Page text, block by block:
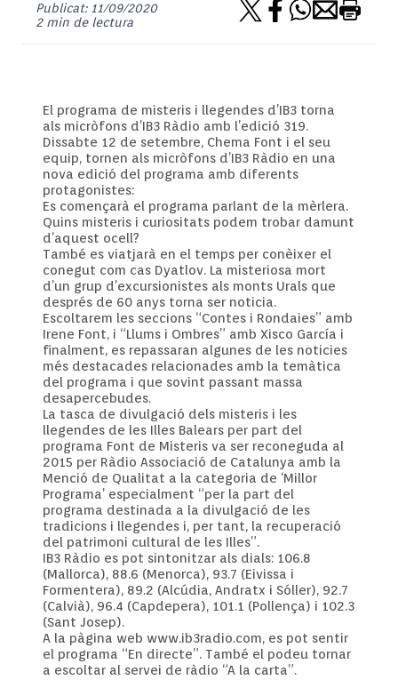
Publicat: 11/09/2020
2 min de lectura
El programa de misteris i llegendes d’IB3 torna
als micròfons d’IB3 Ràdio amb l’edició 319.
Dissabte 12 de setembre, Chema Font i el seu
equip, tornen als micròfons d’IB3 Ràdio en una
nova edició del programa amb diferents
protagonistes:
Es començarà el programa parlant de la mèrlera.
Quins misteris i curiositats podem trobar damunt
d’aquest ocell?
També es viatjarà en el temps per conèixer el
conegut com cas Dyatlov. La misteriosa mort
d’un grup d’excursionistes als monts Urals que
després de 60 anys torna ser noticia.
Escoltarem les seccions “Contes i Rondaies” amb
Irene Font, i “Llums i Ombres” amb Xisco García i
finalment, es repassaran algunes de les noticies
més destacades relacionades amb la temàtica
del programa i que sovint passant massa
desapercebudes.
La tasca de divulgació dels misteris i les
llegendes de les Illes Balears per part del
programa Font de Misteris va ser reconeguda al
2015 per Ràdio Associació de Catalunya amb la
Menció de Qualitat a la categoria de ‘Millor
Programa’ especialment “per la part del
programa destinada a la divulgació de les
tradicions i llegendes i, per tant, la recuperació
del patrimoni cultural de les Illes”.
IB3 Ràdio es pot sintonitzar als dials: 106.8
(Mallorca), 88.6 (Menorca), 93.7 (Eivissa i
Formentera), 89.2 (Alcúdia, Andratx i Sóller), 92.7
(Calvià), 96.4 (Capdepera), 101.1 (Pollença) i 102.3
(Sant Josep).
A la pàgina web www.ib3radio.com, es pot sentir
el programa “En directe”. També el podeu tornar
a escoltar al servei de ràdio “A la carta”.